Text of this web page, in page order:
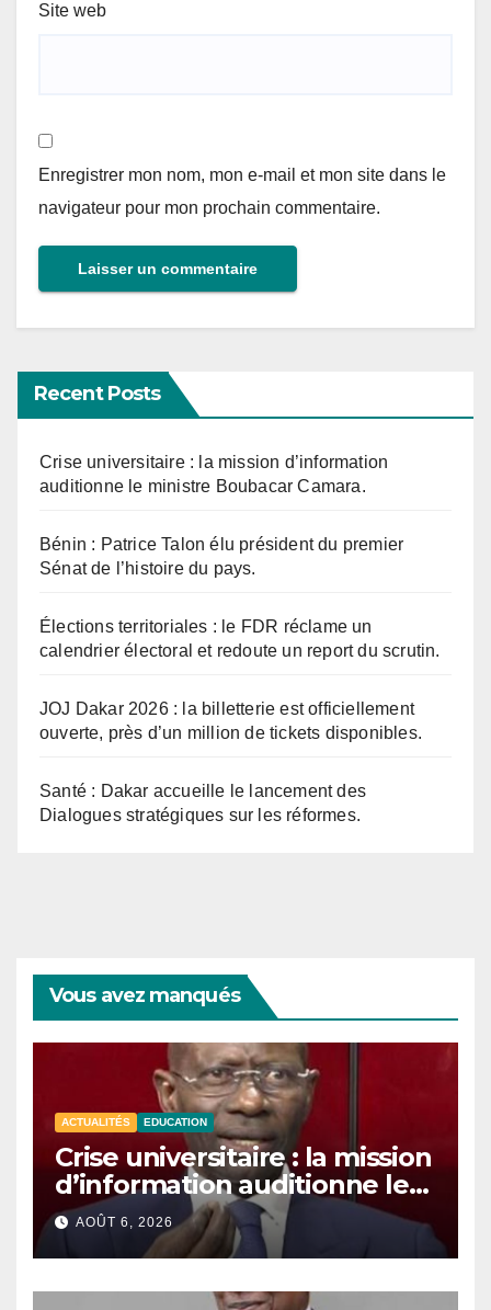
Site web
Enregistrer mon nom, mon e-mail et mon site dans le
navigateur pour mon prochain commentaire.
Recent Posts
Crise universitaire : la mission d’information
auditionne le ministre Boubacar Camara.
Bénin : Patrice Talon élu président du premier
Sénat de l’histoire du pays.
Élections territoriales : le FDR réclame un
calendrier électoral et redoute un report du scrutin.
JOJ Dakar 2026 : la billetterie est officiellement
ouverte, près d’un million de tickets disponibles.
Santé : Dakar accueille le lancement des
Dialogues stratégiques sur les réformes.
Vous avez manqués
ACTUALITÉS EDUCATION
Crise universitaire : la mission
d’information auditionne le
ministre Boubacar Camara.
AOÛT 6, 2026